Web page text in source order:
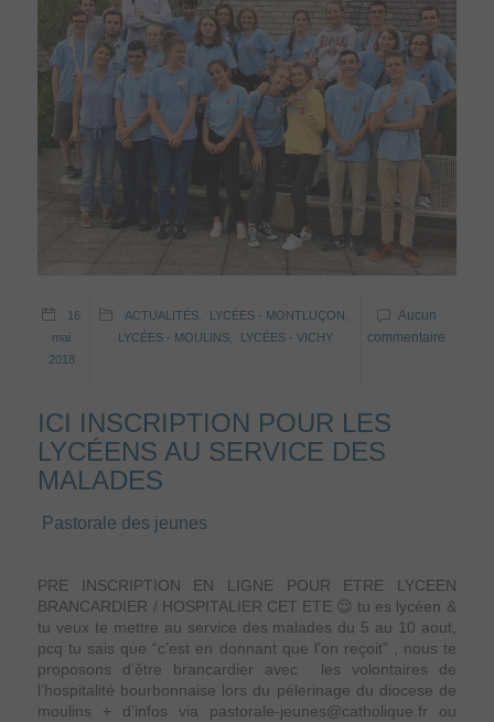
16
mai
2018
ACTUALITÉS, LYCÉES - MONTLUÇON
LYCÉES - MOULINS
LYCÉES - VICHY
Aucun
commentaire
ICI INSCRIPTION POUR LES
LYCÉENS AU SERVICE DES
MALADES
Pastorale des jeunes
PRE INSCRIPTION EN LIGNE POUR ETRE LYCEEN
BRANCARDIER / HOSPITALIER CET ETE 😉 tu es lycéen &
tu veux te mettre au service des malades du 5 au 10 aout,
pcq tu sais que “c’est en donnant que l’on reçoit” , nous te
proposons d’être brancardier avec les volontaires de
l’hospitalité bourbonnaise lors du pélerinage du diocese de
moulins + d’infos via pastorale-jeunes@catholique.fr ou